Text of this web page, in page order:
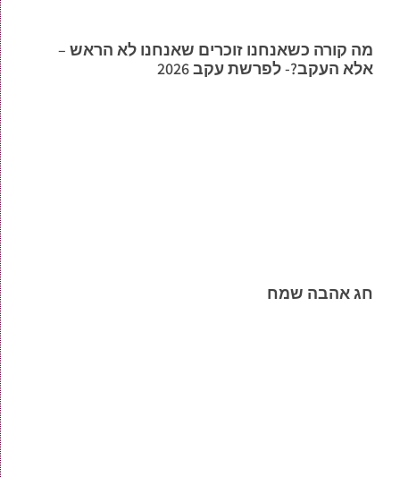
מה קורה כשאנחנו זוכרים שאנחנו לא הראש –
אלא העקב?- לפרשת עקב 2026
חג אהבה שמח